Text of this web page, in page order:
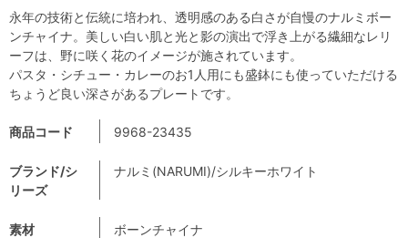
商品コード 9968-23435
ブランド/シ
リーズ
ナルミ(NARUMI)/シルキーホワイト
素材 ボーンチャイナ
永年の技術と伝統に培われ、透明感のある白さが自慢のナルミボー
ンチャイナ。美しい白い肌と光と影の演出で浮き上がる繊細なレリ
ーフは、野に咲く花のイメージが施されています。
パスタ・シチュー・カレーのお1人用にも盛鉢にも使っていただける
ちょうど良い深さがあるプレートです。